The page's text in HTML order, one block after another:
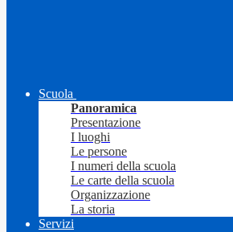
Scuola
Panoramica
Presentazione
I luoghi
Le persone
I numeri della scuola
Le carte della scuola
Organizzazione
La storia
Servizi